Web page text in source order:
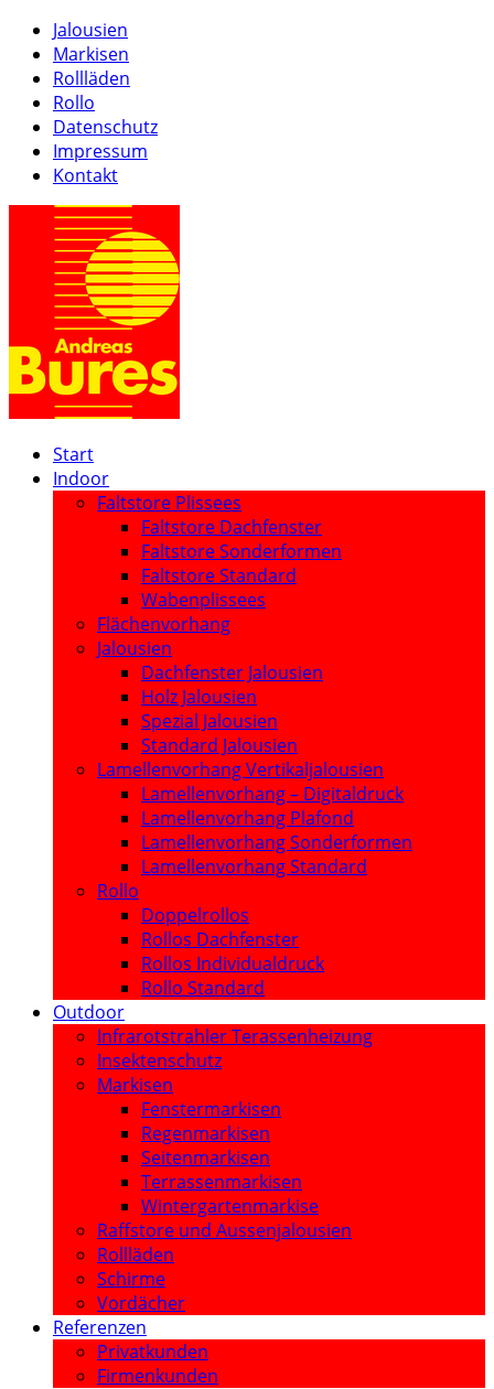
Jalousien
Markisen
Rollläden
Rollo
Datenschutz
Impressum
Kontakt
Start
Indoor
Faltstore Plissees
Faltstore Dachfenster
Faltstore Sonderformen
Faltstore Standard
Wabenplissees
Flächenvorhang
Jalousien
Dachfenster Jalousien
Holz Jalousien
Spezial Jalousien
Standard Jalousien
Lamellenvorhang Vertikaljalousien
Lamellenvorhang – Digitaldruck
Lamellenvorhang Plafond
Lamellenvorhang Sonderformen
Lamellenvorhang Standard
Rollo
Doppelrollos
Rollos Dachfenster
Rollos Individualdruck
Rollo Standard
Outdoor
Infrarotstrahler Terassenheizung
Insektenschutz
Markisen
Fenstermarkisen
Regenmarkisen
Seitenmarkisen
Terrassenmarkisen
Wintergartenmarkise
Raffstore und Aussenjalousien
Rollläden
Schirme
Vordächer
Referenzen
Privatkunden
Firmenkunden